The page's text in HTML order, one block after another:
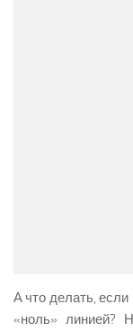
А что делать,
«ноль» линией?